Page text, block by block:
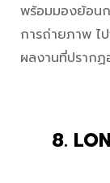
พร้อมมองย้อนก
การถ่ายภาพ ไ
ผลงานที่ปราก
8.